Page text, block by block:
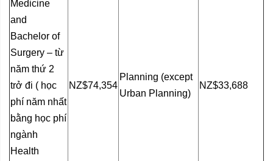
Medicine
and
Bachelor of
Surgery – từ
năm thứ 2
trở đi ( học
phí năm nhất
bằng học phí
ngành
Health
NZ$74,354
Planning (except
Urban Planning)
NZ$33,688